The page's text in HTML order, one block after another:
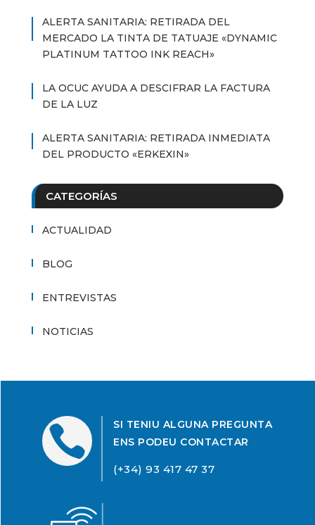
ALERTA SANITARIA: RETIRADA DEL
MERCADO LA TINTA DE TATUAJE «DYNAMIC
PLATINUM TATTOO INK REACH»
LA OCUC AYUDA A DESCIFRAR LA FACTURA
DE LA LUZ
ALERTA SANITARIA: RETIRADA INMEDIATA
DEL PRODUCTO «ERKEXIN»
CATEGORÍAS
ACTUALIDAD
BLOG
ENTREVISTAS
NOTICIAS

SI TENIU ALGUNA PREGUNTA
ENS PODEU CONTACTAR
(+34) 93 417 47 37